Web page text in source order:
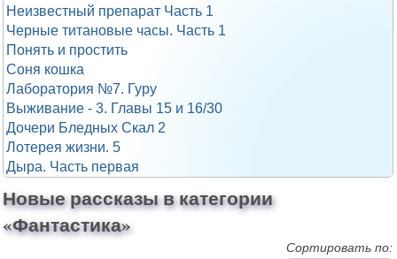
Неизвестный препарат Часть 1
Черные титановые часы. Часть 1
Понять и простить
Соня кошка
Лаборатория №7. Гуру
Выживание - 3. Главы 15 и 16/30
Дочери Бледных Скал 2
Лотерея жизни. 5
Дыра. Часть первая
Новые рассказы в категории
«Фантастика»
Сортировать по: